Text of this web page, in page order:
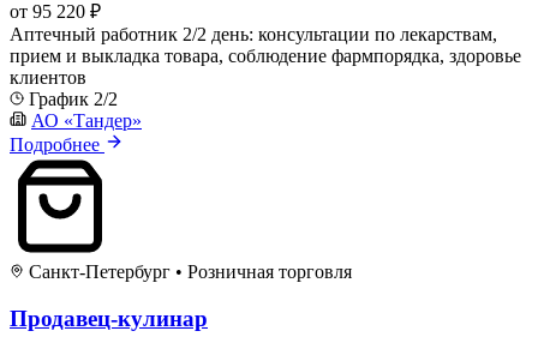
от 95 220 ₽
Аптечный работник 2/2 день: консультации по лекарствам,
прием и выкладка товара, соблюдение фармпорядка, здоровье
клиентов
График 2/2
АО «Тандер»
Подробнее
Санкт-Петербург • Розничная торговля
Продавец-кулинар